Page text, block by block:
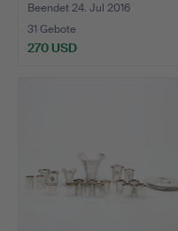
Beendet 24. Jul 2016
31 Gebote
270 USD